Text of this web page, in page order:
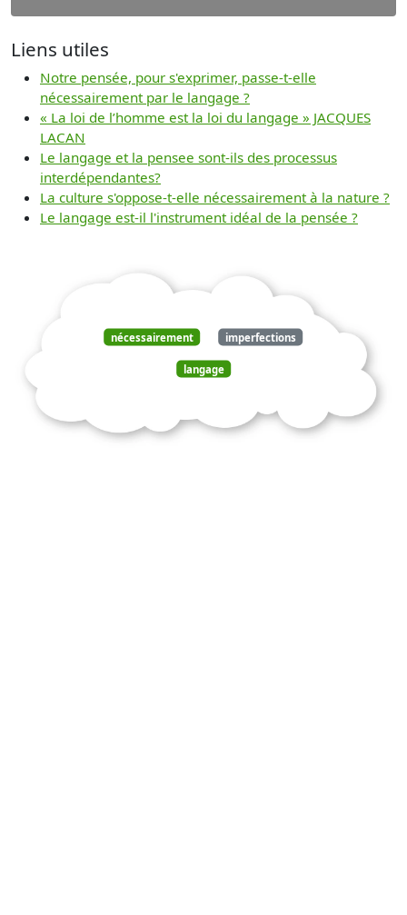
Liens utiles
Notre pensée, pour s'exprimer, passe-t-elle
nécessairement par le langage ?
« La loi de l’homme est la loi du langage » JACQUES
LACAN
Le langage et la pensee sont-ils des processus
interdépendantes?
La culture s'oppose-t-elle nécessairement à la nature ?
Le langage est-il l'instrument idéal de la pensée ?
nécessairement imperfections
langage